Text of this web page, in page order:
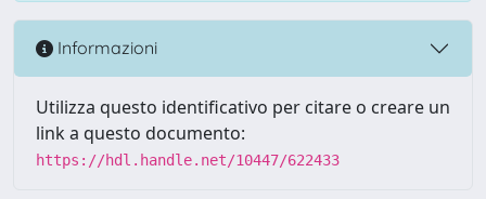
Informazioni
Utilizza questo identificativo per citare o creare un
link a questo documento:
https://hdl.handle.net/10447/622433